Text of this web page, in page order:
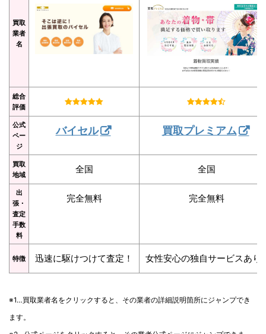
買取
業者
名
総合
評価
公式
ペー
ジ
バイセル 買取プレミアム
買取
地域
全国 全国
出
張・
査定
手数
料
完全無料 完全無料
特徴 迅速に駆けつけて査定！ 女性安心の独自サービスあり
※1…買取業者名をクリックすると、その業者の詳細説明箇所にジャンプでき
ます。